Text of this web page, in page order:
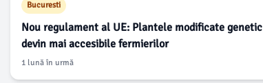
Bucuresti
Nou regulament al UE: Plantele modificate genetic
devin mai accesibile fermierilor
1 lună în urmă